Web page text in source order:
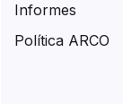
Informes
Política ARCO